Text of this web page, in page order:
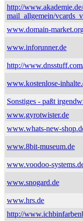
http://
mail_allgemein/
www.domain-
www.inforunner.de
http://
www.kostenlose-
Sonstiges - paßt
www.gyrotwister.de
www.whats-new-
www.8bit-museum.de
www.voodoo-
www.snogard.de
www.hrs.de
http://